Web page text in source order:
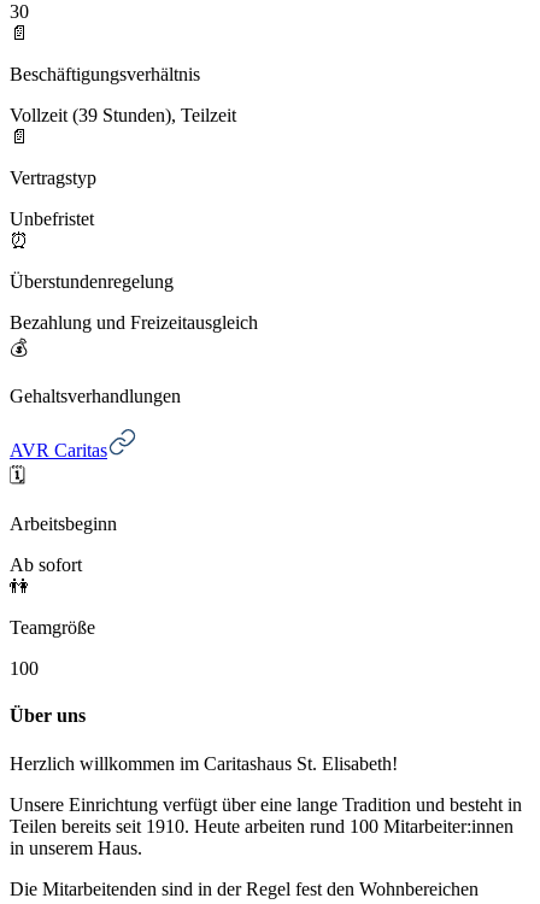
30
📄
Beschäftigungsverhältnis
Vollzeit (39 Stunden), Teilzeit
📄
Vertragstyp
Unbefristet
⏰
Überstundenregelung
Bezahlung und Freizeitausgleich
💰
Gehaltsverhandlungen
AVR Caritas
🗓️
Arbeitsbeginn
Ab sofort
👫
Teamgröße
100
Über uns
Herzlich willkommen im Caritashaus St. Elisabeth!
Unsere Einrichtung verfügt über eine lange Tradition und besteht in
Teilen bereits seit 1910. Heute arbeiten rund 100 Mitarbeiter:innen
in unserem Haus.
Die Mitarbeitenden sind in der Regel fest den Wohnbereichen